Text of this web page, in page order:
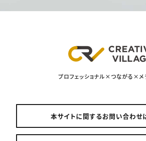
プロフェッショナル×つながる×メ
本サイトに関するお問い合わせ